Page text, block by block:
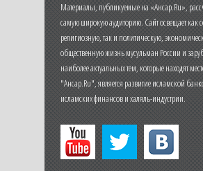
Материалы, публикуемые на «Ансар.Ru»,
самую широкую аудиторию. Сайт освещает как
религиозную, так и политическую,
общественную жизнь мусульман России и
наиболее актуальных тем, которые находят
"Ансар.Ru", является развитие исламской
исламских финансов и халяль-индустрии.